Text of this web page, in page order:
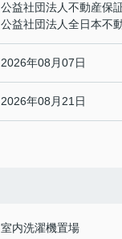
公益社団法人不動産保
公益社団法人全日本不
2026年08月07日
2026年08月21日
室内洗濯機置場